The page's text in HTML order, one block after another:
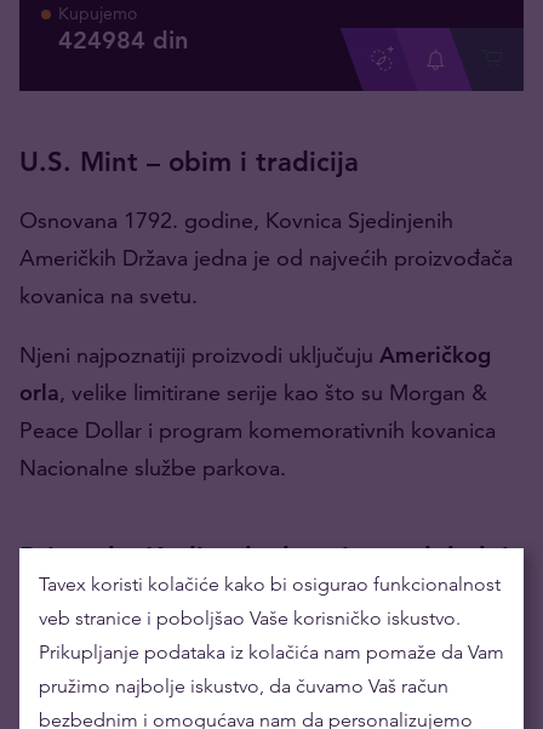
Kupujemo
424984 din
U.S. Mint – obim i tradicija
Osnovana 1792. godine, Kovnica Sjedinjenih
Američkih Država jedna je od najvećih proizvođača
kovanica na svetu.
Njeni najpoznatiji proizvodi uključuju Američkog
orla, velike limitirane serije kao što su Morgan &
Peace Dollar i program komemorativnih kovanica
Nacionalne službe parkova.
Britanska Kraljevska kovnica – globalni
autoritet
Osnovana 886. godine,Royal Mint je jedna od
najstarijih i najpoštovanijih kovnica na svetu. Danas
Tavex koristi kolačiće kako bi osigurao funkcionalnost
veb stranice i poboljšao Vaše korisničko iskustvo.
Prikupljanje podataka iz kolačića nam pomaže da Vam
pružimo najbolje iskustvo, da čuvamo Vaš račun
bezbednim i omogućava nam da personalizujemo